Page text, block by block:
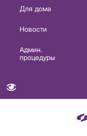
Основная
навигация
Для дома
Новости
Админ.
процедуры